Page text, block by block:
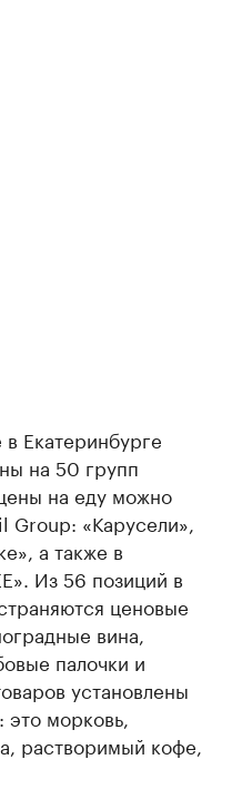
Екатеринбурге
на 50 групп
на еду можно
Group: «Карусели»,
а также в
Из 56 позиций в
ценовые
вина,
палочки и
установлены
это морковь,
растворимый кофе,